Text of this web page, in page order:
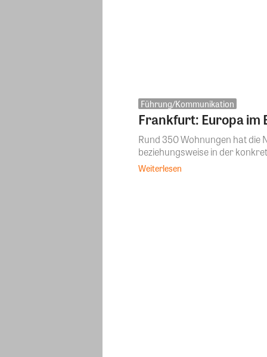
Führung/Kommunikation
Frankfurt: Europa im
Rund 350 Wohnungen hat die
beziehungsweise in der
Weiterlesen